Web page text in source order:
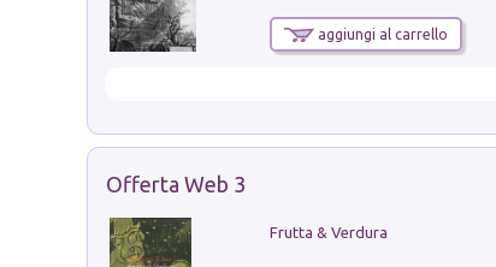
aggiungi al carrello
Offerta Web 3
Frutta & Verdura